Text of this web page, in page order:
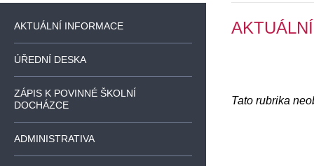
AKTUÁLNÍ INFORMACE
ÚŘEDNÍ DESKA
ZÁPIS K POVINNÉ ŠKOLNÍ
DOCHÁZCE
ADMINISTRATIVA
Tato rubrika